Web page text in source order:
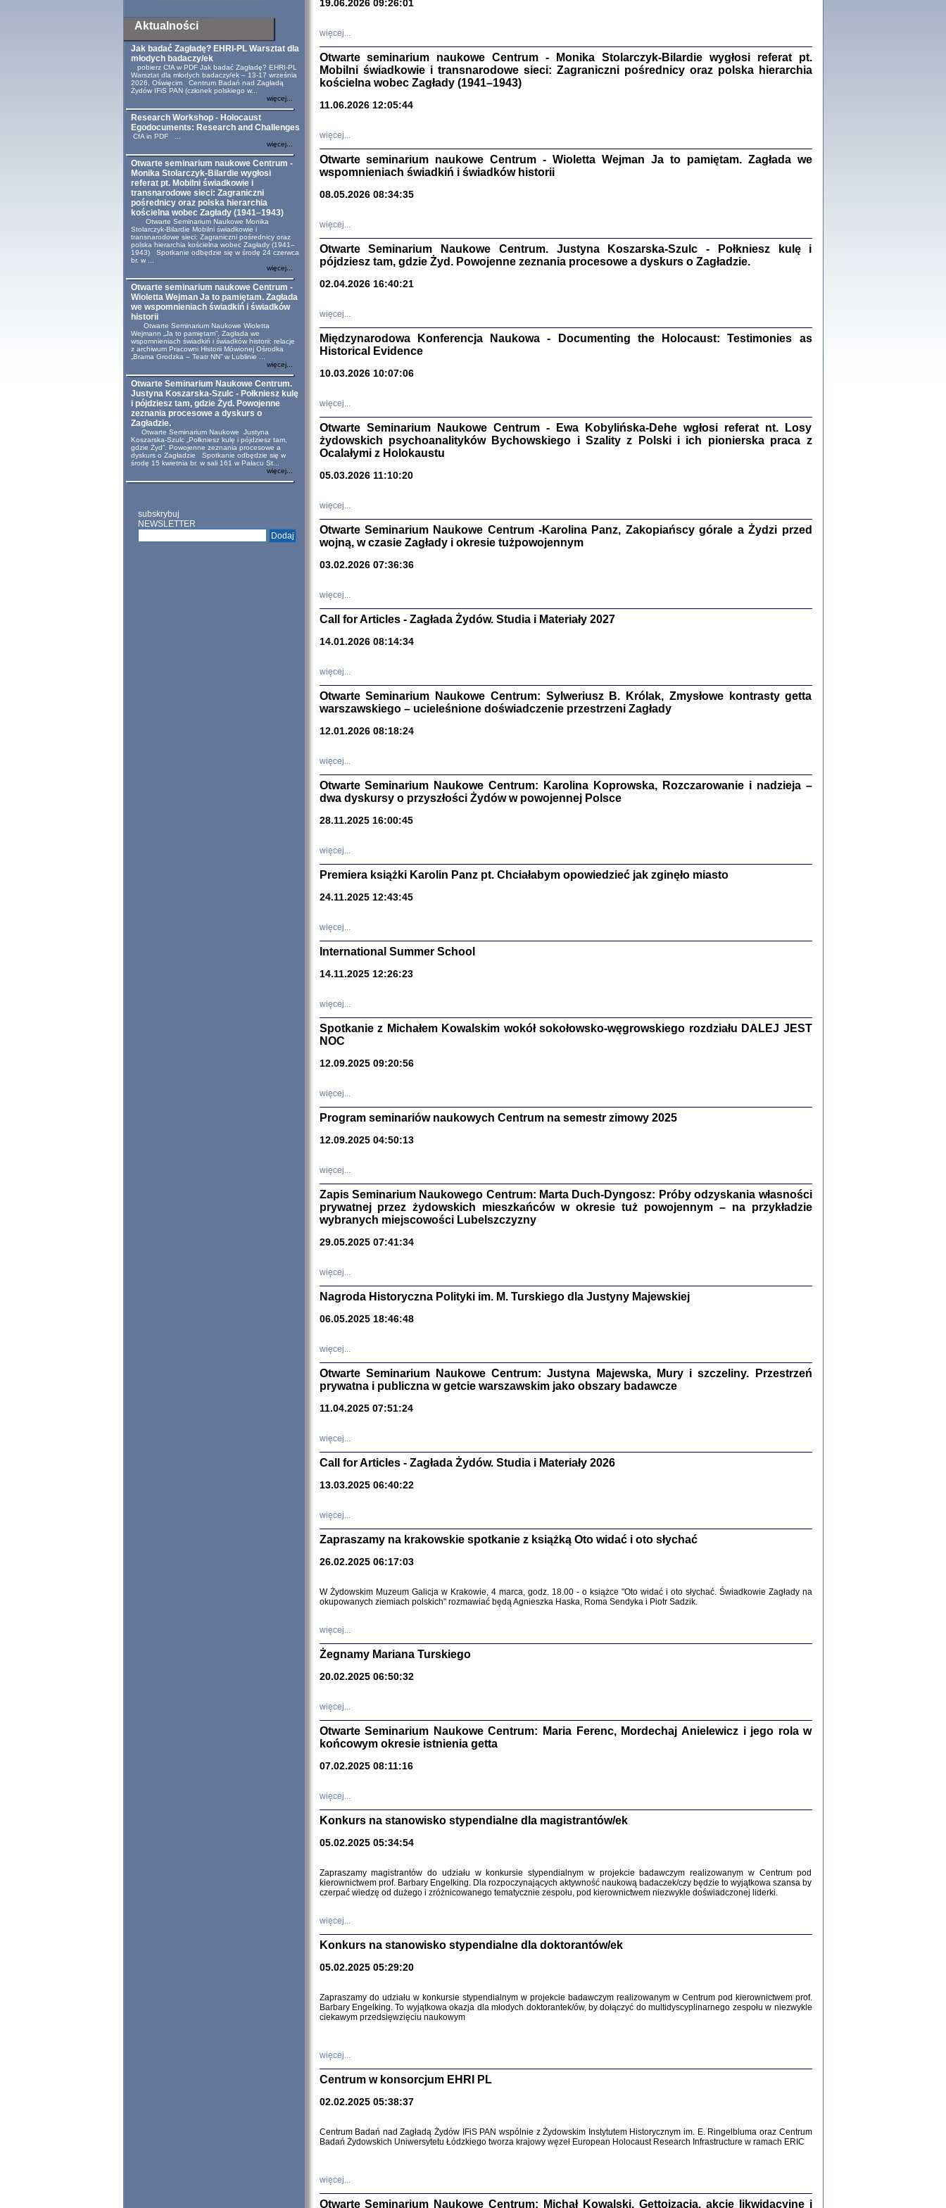
Aktualności
Jak badać Zagładę? EHRI-PL Warsztat dla
młodych badaczy/ek
pobierz CfA w PDF Jak badać Zagładę? EHRI-PL
Warsztat dla młodych badaczy/ek – 13-17 września
2026, Oświęcim Centrum Badań nad Zagładą
Żydów IFiS PAN (członek polskiego w...
więcej...
Research Workshop - Holocaust
Egodocuments: Research and Challenges
CfA in PDF ...
więcej...
Otwarte seminarium naukowe Centrum -
Monika Stolarczyk-Bilardie wygłosi
referat pt. Mobilni świadkowie i
transnarodowe sieci: Zagraniczni
pośrednicy oraz polska hierarchia
kościelna wobec Zagłady (1941–1943)
Otwarte Seminarium Naukowe Monika
Stolarczyk-Bilardie Mobilni świadkowie i
transnarodowe sieci: Zagraniczni pośrednicy oraz
polska hierarchia kościelna wobec Zagłady (1941–
1943) Spotkanie odbędzie się w środę 24 czerwca
br. w ...
więcej...
Otwarte seminarium naukowe Centrum -
Wioletta Wejman Ja to pamiętam. Zagłada
we wspomnieniach świadkiń i świadków
historii
Otwarte Seminarium Naukowe Wioletta
Wejmann „Ja to pamiętam”. Zagłada we
wspomnieniach świadkiń i świadków historii: relacje
z archiwum Pracowni Historii Mówionej Ośrodka
„Brama Grodzka – Teatr NN” w Lublinie ...
więcej...
Otwarte Seminarium Naukowe Centrum.
Justyna Koszarska-Szulc - Połkniesz kulę
i pójdziesz tam, gdzie Żyd. Powojenne
zeznania procesowe a dyskurs o
Zagładzie.
Otwarte Seminarium Naukowe Justyna
Koszarska-Szulc „Połkniesz kulę i pójdziesz tam,
gdzie Żyd”. Powojenne zeznania procesowe a
dyskurs o Zagładzie Spotkanie odbędzie się w
środę 15 kwietnia br. w sali 161 w Pałacu St...
więcej...
subskrybuj
NEWSLETTER
oprac. Aleksandra Bańkowska
Warszawa 2022
oprac. Aleksandra Bańkowska, wstęp Jacek Leociak
Warszawa 2021
Studia i Materiały
nr 17, R. 2021
NIE WIEMY CO PRZYNIESIE NAM KOLEJNA GODZINA ...
Dziennik pisany w ukryciu w latach 1943-1944
Zagłada Żydów.
Sewek Okonowski, oprac. Marta Janczewska
PISZĄCY TE SŁOWA JEST PRACOWNIKIEM
GETTOWEJ INSTYTUCJI ...
'z Dziennika' i inne pisma z łódzkiego getta
Józef Zelkowicz, tłum. z jidysz, oprac. i wstęp. Monika Polit
CZYTAJĄC GAZETĘ NIEMIECKĄ ...
Warszawa 2019
red. i wstęp Barbara Engelking, Jan Grabowski
Stanisław Adler, oprac. i wstępem opatrzyłaMarta Janczewska
Warszawa 2018
Warszawa 2017
Pisma Kopla i Mirki Piżyców o życiu w getcie i okupowanej
Warszawie
Warszawa 2016
SZCZĘŚCIE JEST POSIADAĆ DOM POD ZIEMIĄ ...
19.06.2026 09:26:01
więcej...
Otwarte seminarium naukowe Centrum - Monika Stolarczyk-Bilardie wygłosi referat pt.
Mobilni świadkowie i transnarodowe sieci: Zagraniczni pośrednicy oraz polska hierarchia
kościelna wobec Zagłady (1941–1943)
11.06.2026 12:05:44
więcej...
Otwarte seminarium naukowe Centrum - Wioletta Wejman Ja to pamiętam. Zagłada we
wspomnieniach świadkiń i świadków historii
08.05.2026 08:34:35
więcej...
Otwarte Seminarium Naukowe Centrum. Justyna Koszarska-Szulc - Połkniesz kulę i
pójdziesz tam, gdzie Żyd. Powojenne zeznania procesowe a dyskurs o Zagładzie.
02.04.2026 16:40:21
więcej...
Międzynarodowa Konferencja Naukowa - Documenting the Holocaust: Testimonies as
Historical Evidence
10.03.2026 10:07:06
więcej...
Otwarte Seminarium Naukowe Centrum - Ewa Kobylińska-Dehe wgłosi referat nt. Losy
żydowskich psychoanalityków Bychowskiego i Szality z Polski i ich pionierska praca z
Ocalałymi z Holokaustu
05.03.2026 11:10:20
więcej...
Otwarte Seminarium Naukowe Centrum -Karolina Panz, Zakopiańscy górale a Żydzi przed
wojną, w czasie Zagłady i okresie tużpowojennym
03.02.2026 07:36:36
więcej...
Call for Articles - Zagłada Żydów. Studia i Materiały 2027
14.01.2026 08:14:34
więcej...
Otwarte Seminarium Naukowe Centrum: Sylweriusz B. Królak, Zmysłowe kontrasty getta
warszawskiego – ucieleśnione doświadczenie przestrzeni Zagłady
12.01.2026 08:18:24
więcej...
Otwarte Seminarium Naukowe Centrum: Karolina Koprowska, Rozczarowanie i nadzieja –
dwa dyskursy o przyszłości Żydów w powojennej Polsce
28.11.2025 16:00:45
więcej...
Premiera książki Karolin Panz pt. Chciałabym opowiedzieć jak zginęło miasto
24.11.2025 12:43:45
więcej...
International Summer School
14.11.2025 12:26:23
więcej...
Spotkanie z Michałem Kowalskim wokół sokołowsko-węgrowskiego rozdziału DALEJ JEST
NOC
12.09.2025 09:20:56
więcej...
Program seminariów naukowych Centrum na semestr zimowy 2025
12.09.2025 04:50:13
więcej...
Zapis Seminarium Naukowego Centrum: Marta Duch-Dyngosz: Próby odzyskania własności
prywatnej przez żydowskich mieszkańców w okresie tuż powojennym – na przykładzie
wybranych miejscowości Lubelszczyzny
29.05.2025 07:41:34
więcej...
Nagroda Historyczna Polityki im. M. Turskiego dla Justyny Majewskiej
06.05.2025 18:46:48
więcej...
Otwarte Seminarium Naukowe Centrum: Justyna Majewska, Mury i szczeliny. Przestrzeń
prywatna i publiczna w getcie warszawskim jako obszary badawcze
11.04.2025 07:51:24
więcej...
Call for Articles - Zagłada Żydów. Studia i Materiały 2026
13.03.2025 06:40:22
więcej...
Zapraszamy na krakowskie spotkanie z książką Oto widać i oto słychać
26.02.2025 06:17:03
W Żydowskim Muzeum Galicja w Krakowie, 4 marca, godz. 18.00 - o książce "Oto widać i oto słychać. Świadkowie Zagłady na
okupowanych ziemiach polskich" rozmawiać będą Agnieszka Haska, Roma Sendyka i Piotr Sadzik.
więcej...
Żegnamy Mariana Turskiego
20.02.2025 06:50:32
więcej...
Otwarte Seminarium Naukowe Centrum: Maria Ferenc, Mordechaj Anielewicz i jego rola w
końcowym okresie istnienia getta
07.02.2025 08:11:16
więcej...
Konkurs na stanowisko stypendialne dla magistrantów/ek
05.02.2025 05:34:54
Zapraszamy magistrantów do udziału w konkursie stypendialnym w projekcie badawczym realizowanym w Centrum pod
kierownictwem prof. Barbary Engelking. Dla rozpoczynających aktywność naukową badaczek/czy będzie to wyjątkowa szansa by
czerpać wiedzę od dużego i zróżnicowanego tematycznie zespołu, pod kierownictwem niezwykle doświadczonej liderki.
więcej...
Konkurs na stanowisko stypendialne dla doktorantów/ek
05.02.2025 05:29:20
Zapraszamy do udziału w konkursie stypendialnym w projekcie badawczym realizowanym w Centrum pod kierownictwem prof.
Barbary Engelking. To wyjątkowa okazja dla młodych doktorantek/ów, by dołączyć do multidyscyplinarnego zespołu w niezwykle
ciekawym przedsięwzięciu naukowym
więcej...
Centrum w konsorcjum EHRI PL
02.02.2025 05:38:37
Centrum Badań nad Zagładą Żydów IFiS PAN wspólnie z Żydowskim Instytutem Historycznym im. E. Ringelbluma oraz Centrum
Badań Żydowskich Uniwersytetu Łódzkiego tworza krajowy węzeł European Holocaust Research Infrastructure w ramach ERIC
więcej...
Otwarte Seminarium Naukowe Centrum: Michał Kowalski, Gettoizacja, akcje likwidacyjne i